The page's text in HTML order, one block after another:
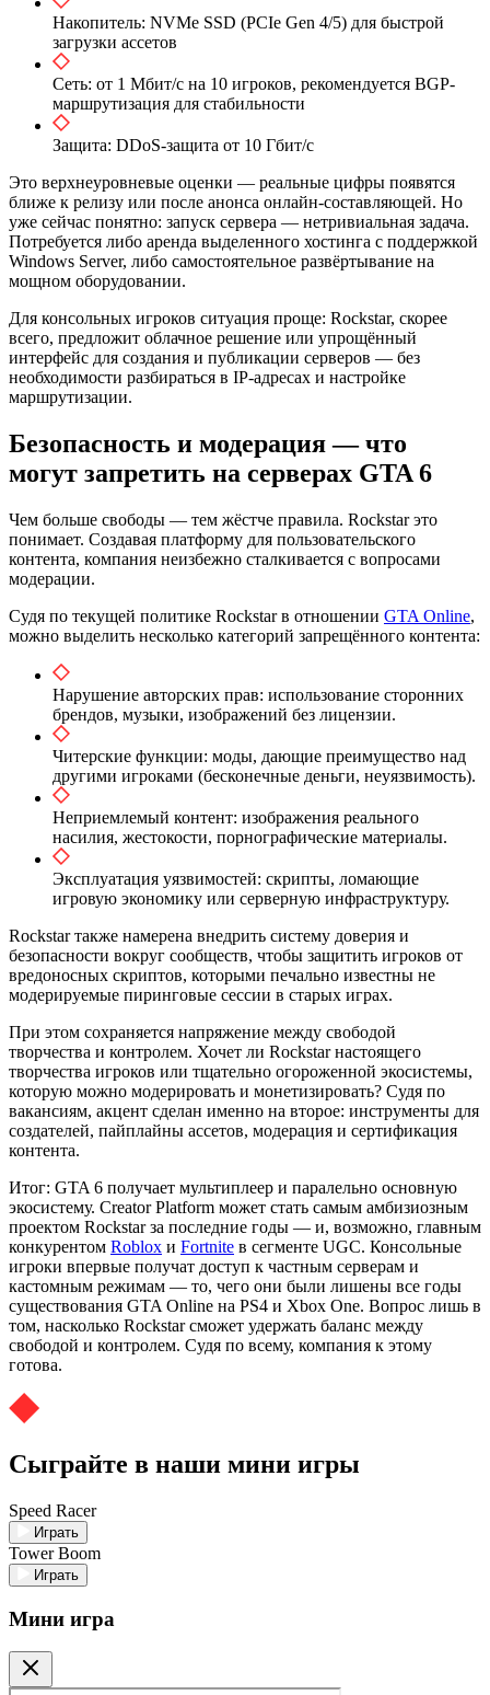
Накопитель: NVMe SSD (PCIe Gen 4/5) для быстрой
загрузки ассетов
Сеть: от 1 Мбит/с на 10 игроков, рекомендуется BGP-
маршрутизация для стабильности
Защита: DDoS-защита от 10 Гбит/с
Это верхнеуровневые оценки — реальные цифры появятся
ближе к релизу или после анонса онлайн-составляющей. Но
уже сейчас понятно: запуск сервера — нетривиальная задача.
Потребуется либо аренда выделенного хостинга с поддержкой
Windows Server, либо самостоятельное развёртывание на
мощном оборудовании.
Для консольных игроков ситуация проще: Rockstar, скорее
всего, предложит облачное решение или упрощённый
интерфейс для создания и публикации серверов — без
необходимости разбираться в IP-адресах и настройке
маршрутизации.
Безопасность и модерация — что
могут запретить на серверах GTA 6
Чем больше свободы — тем жёстче правила. Rockstar это
понимает. Создавая платформу для пользовательского
контента, компания неизбежно сталкивается с вопросами
модерации.
Судя по текущей политике Rockstar в отношении GTA Online,
можно выделить несколько категорий запрещённого контента:
Нарушение авторских прав: использование сторонних
брендов, музыки, изображений без лицензии.
Читерские функции: моды, дающие преимущество над
другими игроками (бесконечные деньги, неуязвимость).
Неприемлемый контент: изображения реального
насилия, жестокости, порнографические материалы.
Эксплуатация уязвимостей: скрипты, ломающие
игровую экономику или серверную инфраструктуру.
Rockstar также намерена внедрить систему доверия и
безопасности вокруг сообществ, чтобы защитить игроков от
вредоносных скриптов, которыми печально известны не
модерируемые пиринговые сессии в старых играх.
При этом сохраняется напряжение между свободой
творчества и контролем. Хочет ли Rockstar настоящего
творчества игроков или тщательно огороженной экосистемы,
которую можно модерировать и монетизировать? Судя по
вакансиям, акцент сделан именно на второе: инструменты для
создателей, пайплайны ассетов, модерация и сертификация
контента.
Итог: GTA 6 получает мультиплеер и паралельно основную
экосистему. Creator Platform может стать самым амбизиозным
проектом Rockstar за последние годы — и, возможно, главным
конкурентом Roblox и Fortnite в сегменте UGC. Консольные
игроки впервые получат доступ к частным серверам и
кастомным режимам — то, чего они были лишены все годы
существования GTA Online на PS4 и Xbox One. Вопрос лишь в
том, насколько Rockstar сможет удержать баланс между
свободой и контролем. Судя по всему, компания к этому
готова.
Сыграйте в наши мини игры
Speed Racer
Играть
Tower Boom
Играть
Мини игра